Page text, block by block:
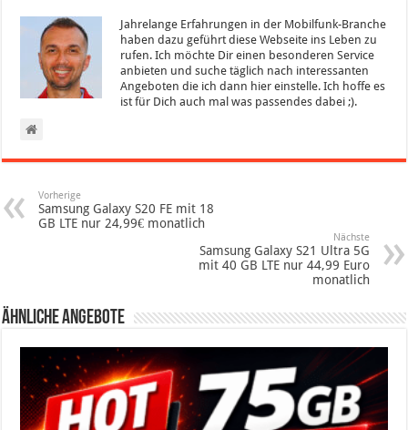
Jahrelange Erfahrungen in der Mobilfunk-Branche
haben dazu geführt diese Webseite ins Leben zu
rufen. Ich möchte Dir einen besonderen Service
anbieten und suche täglich nach interessanten
Angeboten die ich dann hier einstelle. Ich hoffe es
ist für Dich auch mal was passendes dabei ;).
Vorherige
Samsung Galaxy S20 FE mit 18
GB LTE nur 24,99€ monatlich
Nächste
Samsung Galaxy S21 Ultra 5G
mit 40 GB LTE nur 44,99 Euro
monatlich
Ähnliche Angebote